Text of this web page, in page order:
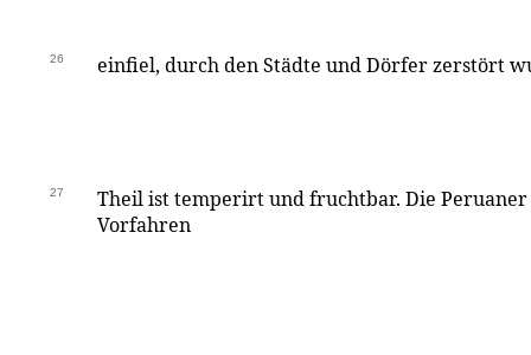
26 einfiel, durch den Städte und Dörfer zerstört
27
Theil ist temperirt und fruchtbar. Die
Vorfahren